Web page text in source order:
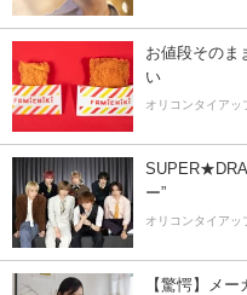
お値段そのま
い
オリコンタイアッ
ー”
オリコンタイアッ
【驚愕】メ